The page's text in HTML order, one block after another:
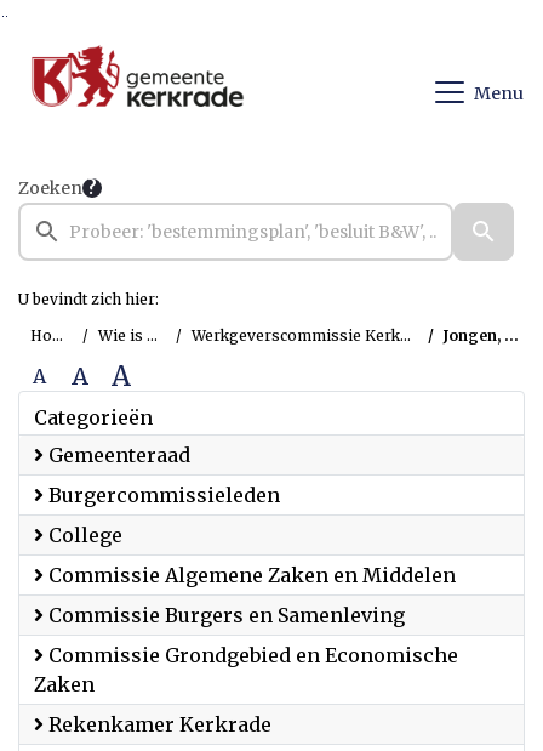
Menu
Zoeken
U bevindt zich hier:
Home
Wie is wie Werkgeverscommissie Kerkrade Jongen, Leo
A A A
Categorieën
Gemeenteraad
Burgercommissieleden
College
Commissie Algemene Zaken en Middelen
Commissie Burgers en Samenleving
Commissie Grondgebied en Economische
Zaken
Rekenkamer Kerkrade